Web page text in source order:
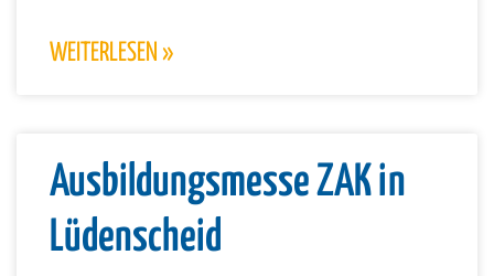
WEITERLESEN »
Ausbildungsmesse ZAK in
Lüdenscheid